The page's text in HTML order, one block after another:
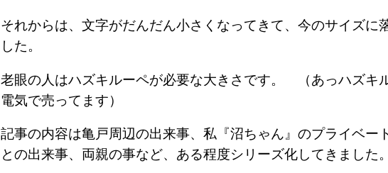
それからは、文字がだんだん小さくなってきて、今のサイズに
した。
老眼の人はハズキルーペが必要な大きさです。 （あっハズキ
電気で売ってます）
記事の内容は亀戸周辺の出来事、私『沼ちゃん』のプライベー
との出来事、両親の事など、ある程度シリーズ化してきました